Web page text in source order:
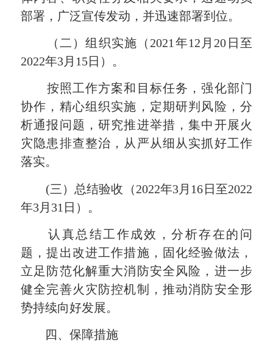
部署，广泛宣传发动，并迅速部署到位。
（二）组织实施（2021年12月20日至
2022年3月15日）。
按照工作方案和目标任务，强化部门
协作，精心组织实施，定期研判风险，分
析通报问题，研究推进举措，集中开展火
灾隐患排查整治，从严从细从实抓好工作
落实。
(三）总结验收（2022年3月16日至2022
年3月31日）。
认真总结工作成效，分析存在的问
题，提出改进工作措施，固化经验做法，
立足防范化解重大消防安全风险，进一步
健全完善火灾防控机制，推动消防安全形
势持续向好发展。
四、保障措施